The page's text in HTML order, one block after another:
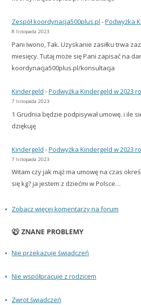
Zespół koordynacja500plus.pl -Podwyżka
8 listopada 2023
Pani Iwono, Tak. Uzyskanie zasiłku trwa
miesięcy. Tutaj może się Pani zapisać na
koordynacja500plus.pl/konsultacja
Kindergeld -Podwyżka Kindergeld w 2023
7 listopada 2023
1 Grudnia będzie podpisywał umowę. i ile
dziękuję
Kindergeld -Podwyżka Kindergeld w 2023
7 listopada 2023
Witam czy jak mąż ma umowę na czas
się kg? ja jestem z dziećmi w Polsce…
Zobacz więcej komentarzy na forum
ZNANE PROBLEMY
Nie przekazuje świadczeń
Nie współpracuje z rodzicem
Zwrot świadczeń